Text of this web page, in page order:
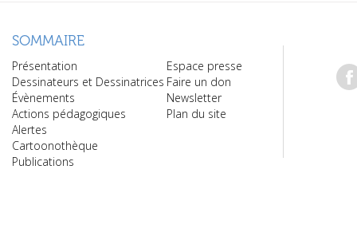
SOMMAIRE
Présentation
Dessinateurs et Dessinatrices
Évènements
Actions pédagogiques
Alertes
Cartoonothèque
Publications
Espace presse
Faire un don
Newsletter
Plan du site